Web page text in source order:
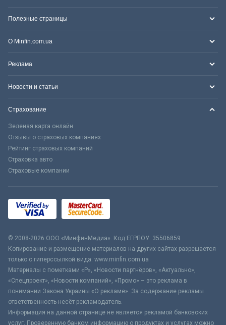
Полезные страницы
О Minfin.com.ua
Реклама
Новости и статьи
Страхование
Зеленая карта онлайн
Отзывы о страховых компаниях
Рейтинг страховых компаний
Страховка авто
Страховые компании
© 2008-2026 ООО «МинфинМедиа». Код ЕГРПОУ: 35506859
Копирование и размещение материалов на других сайтах разрешается
только с гиперссылкой вида: www.minfin.com.ua
Материалы с пометками «Р», «Новости партнёров», «Актуально»,
«Спецпроект», «Новости компаний», «Промо» – это реклама в
понимании Закона Украины «О рекламе». За содержание рекламы
ответственность несёт рекламодатель.
Информация на данной странице не является рекламой банковских
услуг. Проверенную банком информацию о продуктах и услугах можно